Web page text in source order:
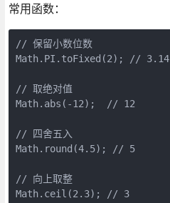
常用函数：
// 保留小数位数
Math.PI.toFixed(2); // 3.14
// 取绝对值
Math.abs(-12);  // 12
// 四舍五入
Math.round(4.5); // 5
// 向上取整
Math.ceil(2.3); // 3